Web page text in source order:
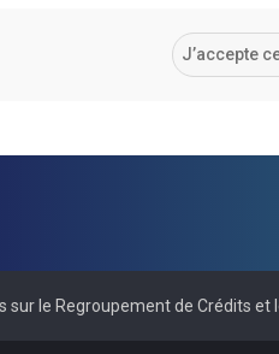
sur le Regroupement de Crédits et